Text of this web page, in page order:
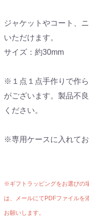
ジャケットやコート、
いただけます。
サイズ：約30mm
※１点１点手作りで作
がございます。製品不
ください。
※専用ケースに入れてお
※ギフトラッピングをお選びの
は、メールにてPDFファイルを
お願いします。